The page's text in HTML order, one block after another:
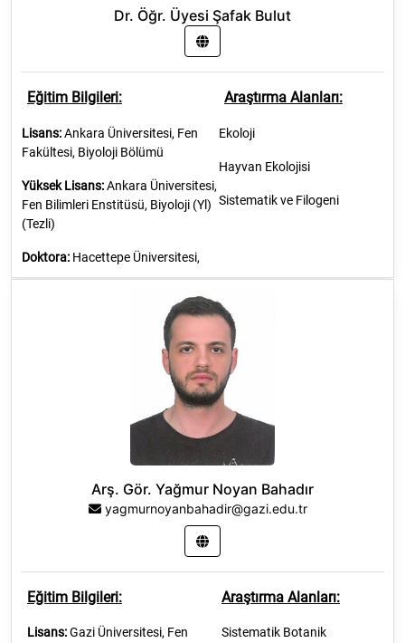
Dr. Öğr. Üyesi Şafak Bulut
Eğitim Bilgileri: Araştırma Alanları:
Lisans:Ankara Üniversitesi, Fen
Fakültesi, Biyoloji Bölümü
Yüksek Lisans:Ankara Üniversitesi,
Fen Bilimleri Enstitüsü, Biyoloji (Yl)
(Tezli)
Doktora: Hacettepe Üniversitesi,
Fen Bilimleri Enstitüsü, Biyoloji (Dr)
Ekoloji
Hayvan Ekolojisi
Sistematik ve Filogeni
Arş. Gör. Yağmur Noyan Bahadır
yagmurnoyanbahadir@gazi.edu.tr
Eğitim Bilgileri: Araştırma Alanları:
Lisans:Gazi Üniversitesi, Fen
Sistematik Botanik